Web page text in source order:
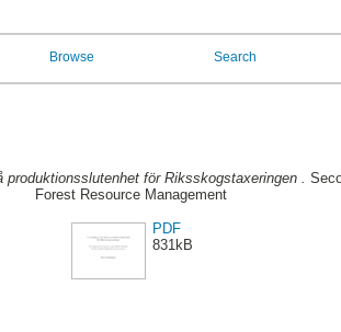
Browse Search
för Riksskogstaxeringen .
Forest Resource Management
PDF
831kB